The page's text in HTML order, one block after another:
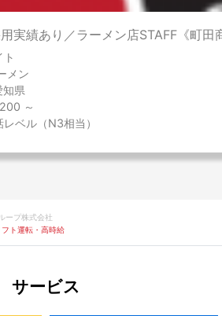
実績あり／ラーメン店STAFF《町
ト
メン
知県
～
レベル（N3相当）
ープ株式会社
フト運転・高時給
サービス